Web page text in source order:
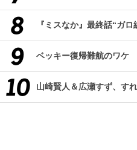
『ミスなか』最終話“ガ
ベッキー復帰難航のワケ
山崎賢人＆広瀬すず、す